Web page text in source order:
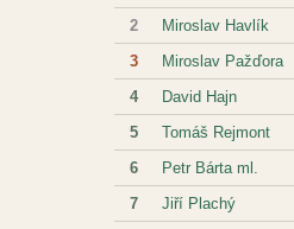
2 Miroslav Havlík
3 Miroslav Pažďora
4 David Hajn
5 Tomáš Rejmont
6 Petr Bárta ml.
7 Jiří Plachý